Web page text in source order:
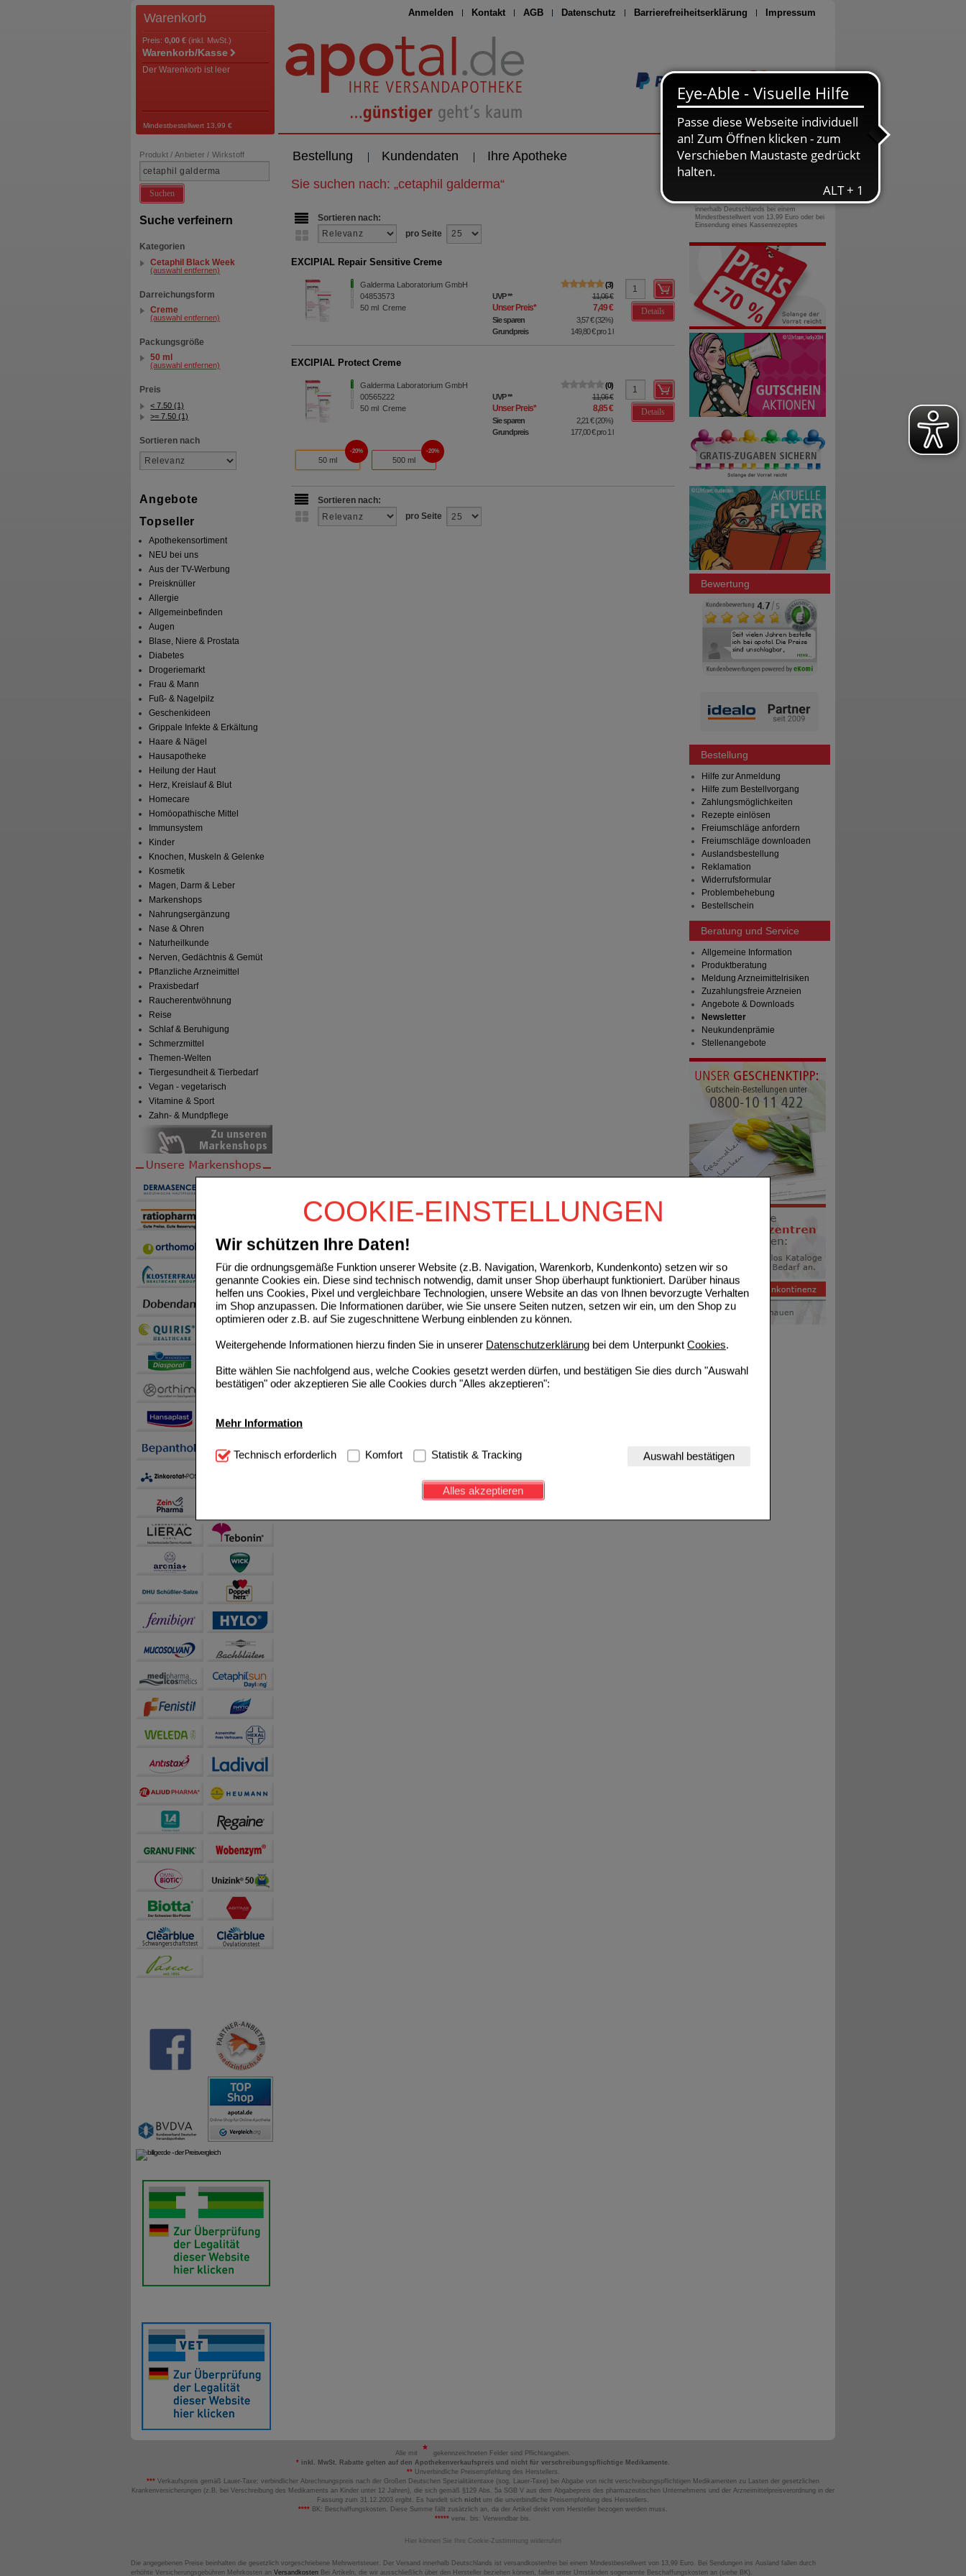
COOKIE-EINSTELLUNGEN
Wir schützen Ihre Daten!
Für die ordnungsgemäße Funktion unserer Website (z.B. Navigation, Warenkorb, Kundenkonto) setzen wir so
genannte Cookies ein. Diese sind technisch notwendig, damit unser Shop überhaupt funktioniert. Darüber hinaus
helfen uns Cookies, Pixel und vergleichbare Technologien, unsere Website an das von Ihnen bevorzugte Verhalten
im Shop anzupassen. Die Informationen darüber, wie Sie unsere Seiten nutzen, setzen wir ein, um den Shop zu
optimieren oder z.B. auf Sie zugeschnittene Werbung einblenden zu können.
Weitergehende Informationen hierzu finden Sie in unserer Datenschutzerklärung bei dem Unterpunkt Cookies.
Bitte wählen Sie nachfolgend aus, welche Cookies gesetzt werden dürfen, und bestätigen Sie dies durch "Auswahl
bestätigen" oder akzeptieren Sie alle Cookies durch "Alles akzeptieren":
Mehr Information
Technisch Notwendig: Hierbei handelt es sich um Cookies, die für die Grundfunktionen unserer Website
notwendig sind (z.B. Navigation, Warenkorb, Kundenkonto), weshalb auf diese nicht verzichtet werden kann.
Diese Cookies werden genutzt um das Einkaufserlebnis noch ansprechender zu gestalten,
beispielsweise für die Wiedererkennung des Besuchers oder unsere Seite an bevorzugte Verhaltensweisen (z.B.
Inhalte anzuzeigen und unser Partnerprogramm zu betreiben.
Statistik & Tracking:
sammeln, mit deren Hilfe wir unsere Website weiter für Sie optimieren können, den Inhalt auf unserer Website aber
auch die Werbung auf Drittseiten möglichst relevant für Sie zu gestalten. Bitte beachten Sie, dass Daten hierfür
teilweise an Dritte wie z.B. Google oder soziale Medien übertragen werden.
Technisch erforderlich Komfort Statistik & Tracking Auswahl bestätigen
Alles akzeptieren
Anmelden Kontakt AGB Datenschutz Barrierefreiheitserklärung Impressum
Seite drucken
Warenkorb
Preis: 0,00 € (inkl. MwSt.)
Warenkorb/Kasse
Der Warenkorb ist leer
Mindestbestellwert 13,99 €
Bestellung Kundendaten Ihre Apotheke
Produkt / Anbieter / Wirkstoff
Suchen
Suche verfeinern
Kategorien
Cetaphil Black Week
(auswahl entfernen)
Darreichungsform
Creme
(auswahl entfernen)
Packungsgröße
50 ml
(auswahl entfernen)
Preis
< 7.50 (1)
>= 7.50 (1)
Sortieren nach
Angebote
Topseller
Apothekensortiment
NEU bei uns
Aus der TV-Werbung
Preisknüller
Allergie
Allgemeinbefinden
Augen
Blase, Niere & Prostata
Diabetes
Drogeriemarkt
Frau & Mann
Fuß- & Nagelpilz
Geschenkideen
Grippale Infekte & Erkältung
Haare & Nägel
Hausapotheke
Heilung der Haut
Herz, Kreislauf & Blut
Homecare
Homöopathische Mittel
Immunsystem
Kinder
Knochen, Muskeln & Gelenke
Kosmetik
Magen, Darm & Leber
Markenshops
Nahrungsergänzung
Nase & Ohren
Naturheilkunde
Nerven, Gedächtnis & Gemüt
Pflanzliche Arzneimittel
Praxisbedarf
Raucherentwöhnung
Reise
Schlaf & Beruhigung
Schmerzmittel
Themen-Welten
Tiergesundheit & Tierbedarf
Vegan - vegetarisch
Vitamine & Sport
Zahn- & Mundpflege
Sie suchen nach: „cetaphil galderma“
Sortieren nach:
pro Seite
EXCIPIAL Repair Sensitive Creme
Galderma Laboratorium GmbH
04853573
50 ml Creme
3
UVP** 11,06 €
Unser Preis* 7,49 €
Sie sparen 3,57 €(32%)
Grundpreis
149,80 €pro 1 l
Details
EXCIPIAL Protect Creme
Galderma Laboratorium GmbH
00565222
50 ml Creme
0
UVP** 11,06 €
Unser Preis* 8,85 €
Sie sparen 2,21 €(20%)
Grundpreis
177,00 €pro 1 l
Details
50 ml
20%
500 ml
20%
Sortieren nach:
pro Seite
0800-10 11 422
gebührenfreie Rufnummer
innerhalb Deutschlands bei einem
Mindestbestellwert von 13,99 Euro oder bei
Einsendung eines Kassenrezeptes
Bewertung
Bestellung
Hilfe zur Anmeldung
Hilfe zum Bestellvorgang
Zahlungsmöglichkeiten
Rezepte einlösen
Freiumschläge anfordern
Freiumschläge downloaden
Auslandsbestellung
Reklamation
Widerrufsformular
Problembehebung
Bestellschein
Beratung und Service
Allgemeine Information
Produktberatung
Meldung Arzneimittelrisiken
Zuzahlungsfreie Arzneien
Angebote & Downloads
Newsletter
Neukundenprämie
Stellenangebote
Alle mit
gekennzeichneten Felder sind Pflichtangaben.
* inkl. MwSt. Rabatte gelten auf den Apothekenverkaufspreis und nicht für verschreibungspflichtige Medikamente.
**Unverbindliche Preisempfehlung des Herstellers.
*** Verkaufspreis gemäß Lauer-Taxe; verbindlicher Abrechnungspreis nach der Großen Deutschen Spezialitätentaxe (sog. Lauer-Taxe) bei Abgabe von nicht verschreibungspflichtigen Medikamenten zu Lasten der gesetzlichen
Krankenversicherungen (z.B. bei Verschreibung des Medikaments an Kinder unter 12 Jahren), die sich gemäß §129 Abs. 5a SGB V aus dem Abgabepreis des pharmazeutischen Unternehmens und der Arzneimittelpreisverordnung in der
Fassung zum 31.12.2003 ergibt. Es handelt sich nicht um die unverbindliche Preisempfehlung des Herstellers.
**** BK: Beschaffungskosten. Diese Summe fällt zusätzlich an, da der Artikel direkt vom Hersteller bezogen werden muss.
***** verw. bis: Verwendbar bis.
Hier können Sie Ihre Cookie-Zustimmung widerrufen
Die angegebenen Preise beinhalten die gesetzlich vorgeschriebene Mehrwertsteuer. Der Versand innerhalb Deutschlands ist versandkostenfrei bei einem Mindestbestellwert von 13,99 Euro. Bei Sendungen ins Ausland fallen durch
erhöhte Versicherungsgebühren Mehrkosten an Versandkosten Bei Artikeln, die wir ausschließlich über den Hersteller beziehen können, fallen unter Umständen sogenannte Beschaffungskosten an (siehe BK).